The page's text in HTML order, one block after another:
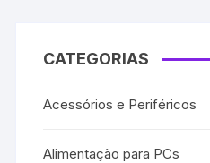
CATEGORIAS
Acessórios e Periféricos
Alimentação para PCs